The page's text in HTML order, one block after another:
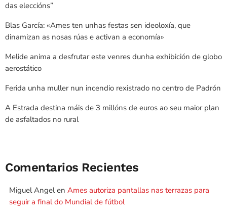
das eleccións”
Blas García: «Ames ten unhas festas sen ideoloxía, que
dinamizan as nosas rúas e activan a economía»
Melide anima a desfrutar este venres dunha exhibición de globo
aerostático
Ferida unha muller nun incendio rexistrado no centro de Padrón
A Estrada destina máis de 3 millóns de euros ao seu maior plan
de asfaltados no rural
Comentarios Recientes
Miguel Angelen Ames autoriza pantallas nas terrazas para
seguir a final do Mundial de fútbol